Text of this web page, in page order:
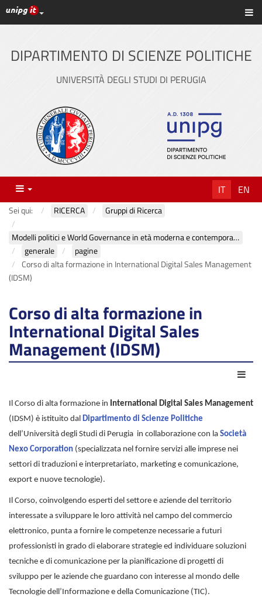
Vai
al
principale
Link ai principali servizi web di Ateneo
DIPARTIMENTO DI SCIENZE POLITICHE
UNIVERSITÀ DEGLI STUDI DI PERUGIA
Menu IT EN
Sei qui: RICERCA Gruppi di Ricerca
Modelli politici e World Governance in età moderna e contemporanea
generale
pagine
Corso di alta formazione in International Digital Sales Management
(IDSM)
Corso di alta formazione in
International Digital Sales
Management (IDSM)
Il Corso di alta formazione in International Digital Sales Management
(IDSM) è istituito dal Dipartimento di Scienze Politiche
dell’Università degli Studi di Perugia in collaborazione con la Società
Nexo Corporation (specializzata nel fornire servizi alle imprese nei
settori di traduzioni e interpretariato, marketing e comunicazione,
export e nuove tecnologie).
Il Corso, coinvolgendo esperti del settore e aziende del territorio
interessate a sviluppare le loro attività nel campo del commercio
elettronico, punta a fornire le competenze necessarie a futuri
professionisti in grado di elaborare strategie ed individuare soluzioni
tecniche e di comunicazione per la pianificazione di progetti di
sviluppo per le aziende che guardano con interesse al mondo delle
Tecnologie dell’Informazione e della Comunicazione (TIC).